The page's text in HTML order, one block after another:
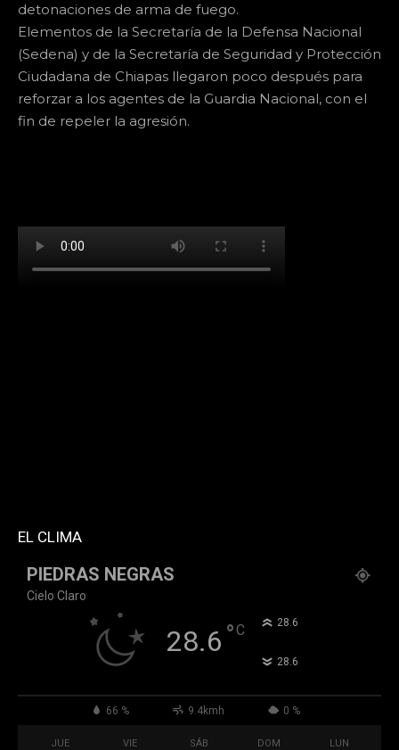
detonaciones de arma de fuego.
Elementos de la Secretaría de la Defensa Nacional
(Sedena) y de la Secretaría de Seguridad y Protección
Ciudadana de Chiapas llegaron poco después para
reforzar a los agentes de la Guardia Nacional, con el
fin de repeler la agresión.
EL CLIMA
PIEDRAS NEGRAS
Cielo Claro
28.6 °C 28.6
28.6
66 % 9.4kmh 0 %
JUE VIE SÁB DOM LUN